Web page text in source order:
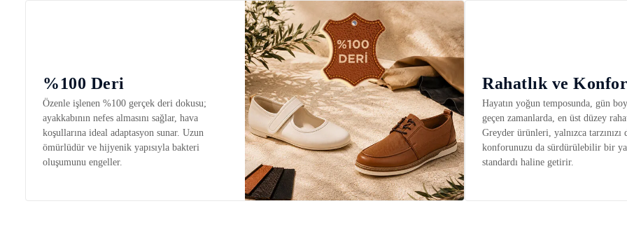
%100 Deri
Özenle işlenen %100 gerçek deri dokusu;
ayakkabının nefes almasını sağlar, hava
koşullarına ideal adaptasyon sunar. Uzun
ömürlüdür ve hijyenik yapısıyla bakteri
oluşumunu engeller.
Rahatlık ve Konfor
Hayatın yoğun temposunda, gün
geçen zamanlarda, en üst düzey
Greyder ürünleri, yalnızca tarzınızı
konforunuzu da sürdürülebilir bir
standardı haline getirir.